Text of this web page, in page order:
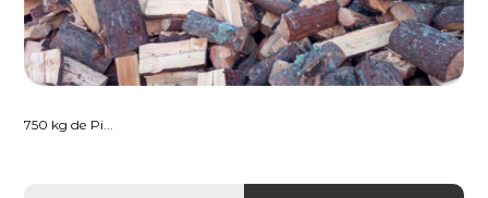
750 kg de Pi...